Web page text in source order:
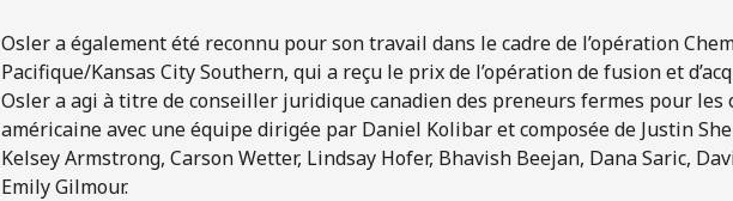
Osler a également été reconnu pour son travail dans le cadre de l’opération
Pacifique/Kansas City Southern, qui a reçu le prix de l’opération de fusion et
Osler a agi à titre de conseiller juridique canadien des preneurs fermes pour les
américaine avec une équipe dirigée par Daniel Kolibar et composée de Justin
Kelsey Armstrong, Carson Wetter, Lindsay Hofer, Bhavish Beejan, Dana Saric,
Emily Gilmour.